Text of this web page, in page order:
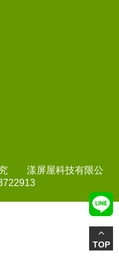
究 漾屏屋科技有限公
TOP